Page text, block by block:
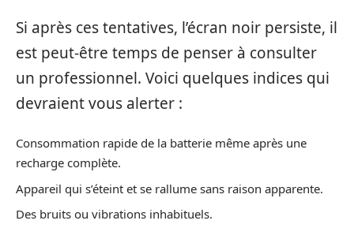
Si après ces tentatives, l’écran noir persiste, il
est peut-être temps de penser à consulter
un professionnel. Voici quelques indices qui
devraient vous alerter :
Consommation rapide de la batterie même après une
recharge complète.
Appareil qui s’éteint et se rallume sans raison apparente.
Des bruits ou vibrations inhabituels.